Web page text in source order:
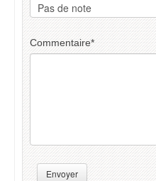
Commentaire*
Envoyer